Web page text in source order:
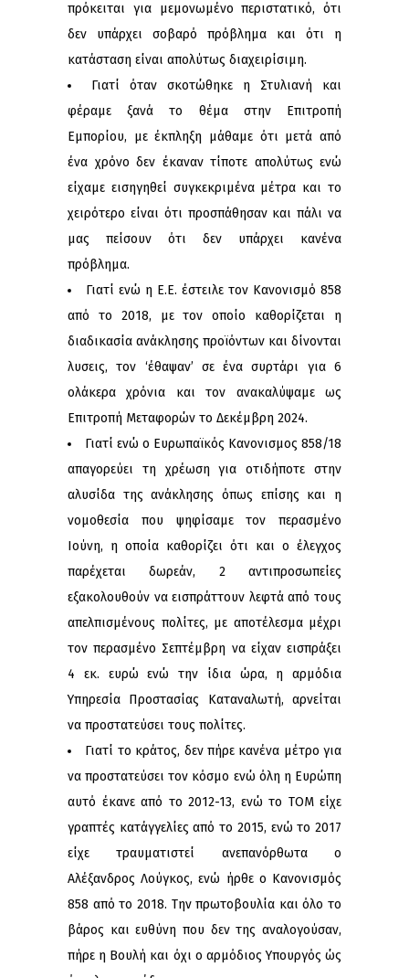
πρόκειται για μεμονωμένο περιστατικό, ότι
δεν υπάρχει σοβαρό πρόβλημα και ότι η
κατάσταση είναι απολύτως διαχειρίσιμη.
Γιατί όταν σκοτώθηκε η Στυλιανή και
φέραμε ξανά το θέμα στην Επιτροπή
Εμπορίου, με έκπληξη μάθαμε ότι μετά από
ένα χρόνο δεν έκαναν τίποτε απολύτως ενώ
είχαμε εισηγηθεί συγκεκριμένα μέτρα και το
χειρότερο είναι ότι προσπάθησαν και πάλι να
μας πείσουν ότι δεν υπάρχει κανένα
πρόβλημα.
Γιατί ενώ η Ε.Ε. έστειλε τον Κανονισμό 858
από το 2018, με τον οποίο καθορίζεται η
διαδικασία ανάκλησης προϊόντων και δίνονται
λυσεις, τον ‘έθαψαν’ σε ένα συρτάρι για 6
ολάκερα χρόνια και τον ανακαλύψαμε ως
Επιτροπή Μεταφορών το Δεκέμβρη 2024.
Γιατί ενώ ο Ευρωπαϊκός Κανονισμος 858/18
απαγορεύει τη χρέωση για οτιδήποτε στην
αλυσίδα της ανάκλησης όπως επίσης και η
νομοθεσία που ψηφίσαμε τον περασμένο
Ιούνη, η οποία καθορίζει ότι και ο έλεγχος
παρέχεται δωρεάν, 2 αντιπροσωπείες
εξακολουθούν να εισπράττουν λεφτά από τους
απελπισμένους πολίτες, με αποτέλεσμα μέχρι
τον περασμένο Σεπτέμβρη να είχαν εισπράξει
4 εκ. ευρώ ενώ την ίδια ώρα, η αρμόδια
Υπηρεσία Προστασίας Καταναλωτή, αρνείται
να προστατεύσει τους πολίτες.
Γιατί το κράτος, δεν πήρε κανένα μέτρο για
να προστατεύσει τον κόσμο ενώ όλη η Ευρώπη
αυτό έκανε από το 2012-13, ενώ το ΤΟΜ είχε
γραπτές κατάγγελίες από το 2015, ενώ το 2017
είχε τραυματιστεί ανεπανόρθωτα ο
Αλέξανδρος Λούγκος, ενώ ήρθε ο Κανονισμός
858 από το 2018. Την πρωτοβουλία και όλο το
βάρος και ευθύνη που δεν της αναλογούσαν,
πήρε η Βουλή και όχι ο αρμόδιος Υπουργός ώς